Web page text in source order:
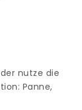
nutze die
Panne,